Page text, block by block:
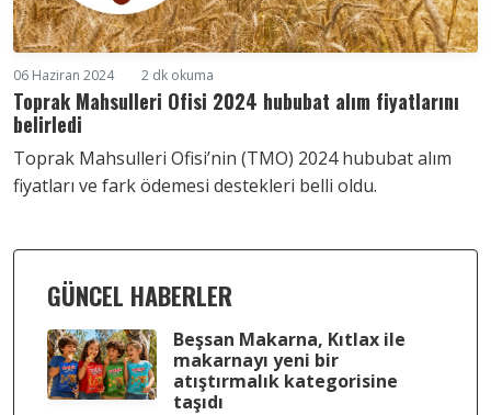
06 Haziran 2024 2 dk okuma
Toprak Mahsulleri Ofisi 2024 hububat alım fiyatlarını
belirledi
Toprak Mahsulleri Ofisi’nin (TMO) 2024 hububat alım
fiyatları ve fark ödemesi destekleri belli oldu.
GÜNCEL HABERLER
Beşsan Makarna, Kıtlax ile
makarnayı yeni bir
atıştırmalık kategorisine
taşıdı